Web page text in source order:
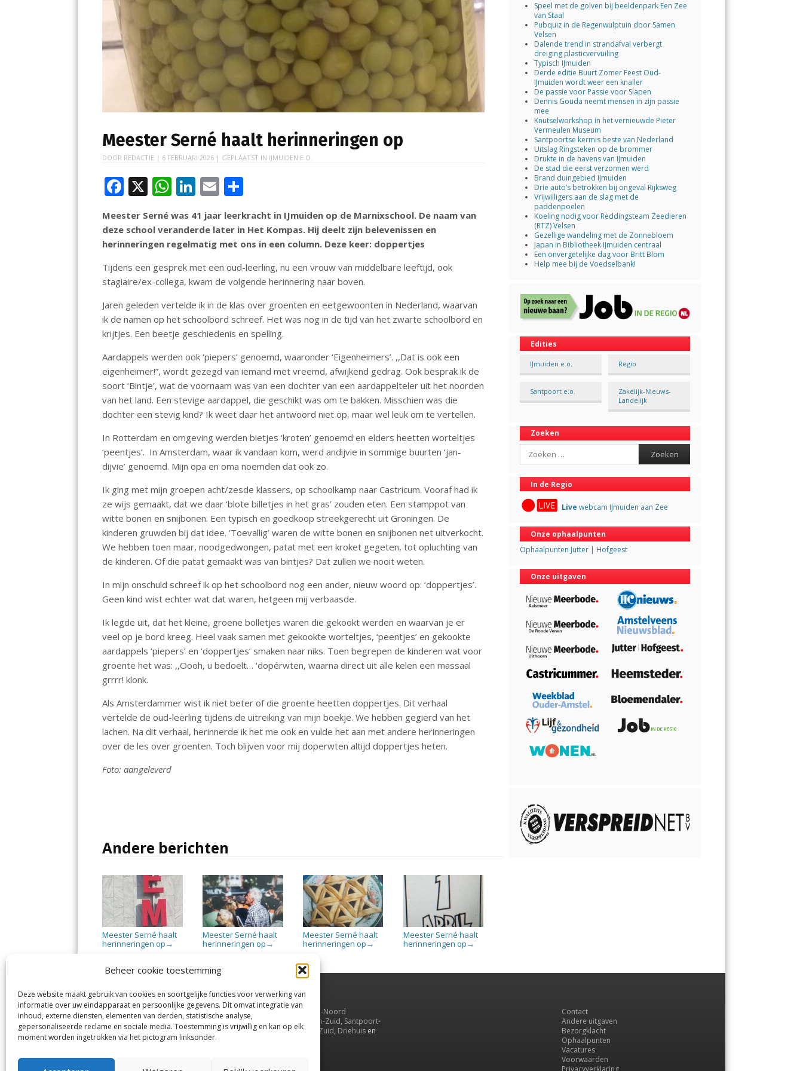
Beheer cookie toestemming
Deze website maakt gebruik van cookies en soortgelijke functies voor verwerking van
informatie over uw eindapparaat en persoonlijke gegevens. Dit omvat integratie van
inhoud, externe diensten, elementen van derden, statistische analyse,
gepersonaliseerde reclame en sociale media. Toestemming is vrijwillig en kan op elk
moment worden ingetrokken via het pictogram linksonder.
Meester Serné haalt herinneringen op
DOOR REDACTIE | 6 FEBRUARI 2026 | GEPLAATST IN IJMUIDEN E.O.
F
ac
e
b
o
o
k
X W
h
at
s
A
p
p
Li
n
k
e
dI
n
E
m
ai
l
e
n
Meester Serné was 41 jaar leerkracht in IJmuiden op de Marnixschool. De naam van
deze school veranderde later in Het Kompas. Hij deelt zijn belevenissen en
herinneringen regelmatig met ons in een column. Deze keer: doppertjes
Tijdens een gesprek met een oud-leerling, nu een vrouw van middelbare leeftijd, ook
stagiaire/ex-collega, kwam de volgende herinnering naar boven.
Jaren geleden vertelde ik in de klas over groenten en eetgewoonten in Nederland, waarvan
ik de namen op het schoolbord schreef. Het was nog in de tijd van het zwarte schoolbord en
krijtjes. Een beetje geschiedenis en spelling.
Aardappels werden ook ‘piepers’ genoemd, waaronder ‘Eigenheimers’. ,,Dat is ook een
eigenheimer!”, wordt gezegd van iemand met vreemd, afwijkend gedrag. Ook besprak ik de
soort ‘Bintje’, wat de voornaam was van een dochter van een aardappelteler uit het noorden
van het land. Een stevige aardappel, die geschikt was om te bakken. Misschien was die
dochter een stevig kind? Ik weet daar het antwoord niet op, maar wel leuk om te vertellen.
In Rotterdam en omgeving werden bietjes ‘kroten’ genoemd en elders heetten worteltjes
‘peentjes’. In Amsterdam, waar ik vandaan kom, werd andijvie in sommige buurten ‘jan-
dijvie’ genoemd. Mijn opa en oma noemden dat ook zo.
Ik ging met mijn groepen acht/zesde klassers, op schoolkamp naar Castricum. Vooraf had ik
ze wijs gemaakt, dat we daar ‘blote billetjes in het gras’ zouden eten. Een stamppot van
witte bonen en snijbonen. Een typisch en goedkoop streekgerecht uit Groningen. De
kinderen gruwden bij dat idee. ‘Toevallig’ waren de witte bonen en snijbonen net uitverkocht.
We hebben toen maar, noodgedwongen, patat met een kroket gegeten, tot opluchting van
de kinderen. Of die patat gemaakt was van bintjes? Dat zullen we nooit weten.
In mijn onschuld schreef ik op het schoolbord nog een ander, nieuw woord op: ‘doppertjes’.
Geen kind wist echter wat dat waren, hetgeen mij verbaasde.
Ik legde uit, dat het kleine, groene bolletjes waren die gekookt werden en waarvan je er
veel op je bord kreeg. Heel vaak samen met gekookte worteltjes, ‘peentjes’ en gekookte
aardappels ‘piepers’ en ‘doppertjes’ smaken naar niks. Toen begrepen de kinderen wat voor
groente het was: ,,Oooh, u bedoelt… ‘dopérwten, waarna direct uit alle kelen een massaal
grrrr! klonk.
Als Amsterdammer wist ik niet beter of die groente heetten doppertjes. Dit verhaal
vertelde de oud-leerling tijdens de uitreiking van mijn boekje. We hebben gegierd van het
lachen. Na dit verhaal, herinnerde ik het me ook en vulde het aan met andere herinneringen
over de les over groenten. Toch blijven voor mij doperwten altijd doppertjes heten.
Foto: aangeleverd
Andere berichten
Meester Serné haalt
herinneringen op →
Meester Serné haalt
herinneringen op →
Meester Serné haalt
herinneringen op →
Meester Serné haalt
herinneringen op →
Speel met de golven bij beeldenpark Een Zee
van Staal
Pubquiz in de Regenwulptuin door Samen
Velsen
Dalende trend in strandafval verbergt
dreiging plasticvervuiling
Typisch IJmuiden
Derde editie Buurt Zomer Feest Oud-
IJmuiden wordt weer een knaller
De passie voor Passie voor Slapen
Dennis Gouda neemt mensen in zijn passie
mee
Knutselworkshop in het vernieuwde Pieter
Vermeulen Museum
Santpoortse kermis beste van Nederland
Uitslag Ringsteken op de brommer
Drukte in de havens van IJmuiden
De stad die eerst verzonnen werd
Brand duingebied IJmuiden
Drie auto’s betrokken bij ongeval Rijksweg
Vrijwilligers aan de slag met de
paddenpoelen
Koeling nodig voor Reddingsteam Zeedieren
(RTZ) Velsen
Gezellige wandeling met de Zonnebloem
Japan in Bibliotheek IJmuiden centraal
Een onvergetelijke dag voor Britt Blom
Help mee bij de Voedselbank!
Edities
IJmuiden e.o. Regio
Santpoort e.o.
Zakelijk-Nieuws-
Landelijk
Zoeken
Search
In de Regio
Live webcam IJmuiden aan Zee
Onze ophaalpunten
Ophaalpunten Jutter | Hofgeest
Onze uitgaven
Jutter | Hofgeest
Margadantstraat 34
1976 DN IJmuiden
0255-533900
IJmuiden,
Velsen-Noord
Velserbroek
,Velsen-Zuid, Santpoort-
Noord, Santpoort-Zuid, Driehuisen
Contact
Andere uitgaven
Bezorgklacht
Ophaalpunten
Vacatures
Voorwaarden